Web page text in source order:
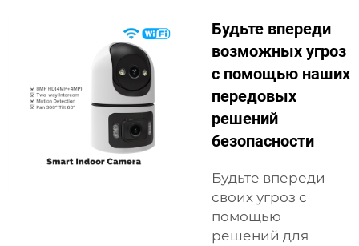
Будьте впереди
возможных угроз
с помощью наших
передовых
решений
безопасности
Будьте впереди
своих угроз с
помощью
решений для